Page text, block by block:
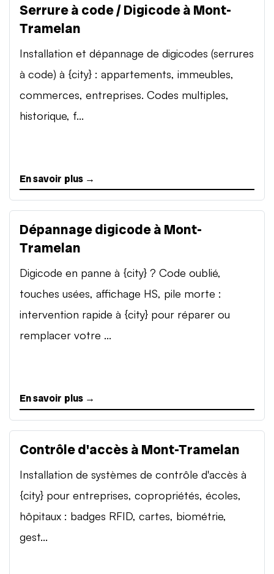
Serrure à code / Digicode à Mont-
Tramelan
Installation et dépannage de digicodes (serrures
à code) à {city} : appartements, immeubles,
commerces, entreprises. Codes multiples,
historique, f...
En savoir plus →
Dépannage digicode à Mont-
Tramelan
Digicode en panne à {city} ? Code oublié,
touches usées, affichage HS, pile morte :
intervention rapide à {city} pour réparer ou
remplacer votre ...
En savoir plus →
Contrôle d'accès à Mont-Tramelan
Installation de systèmes de contrôle d'accès à
{city} pour entreprises, copropriétés, écoles,
hôpitaux : badges RFID, cartes, biométrie,
gest...